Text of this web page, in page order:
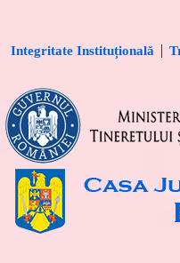
Integritate Instituțională